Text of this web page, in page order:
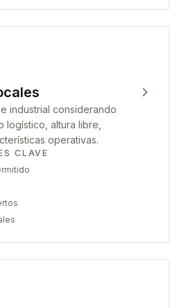
industrial considerando
logístico, altura libre,
operativas.
CLAVE